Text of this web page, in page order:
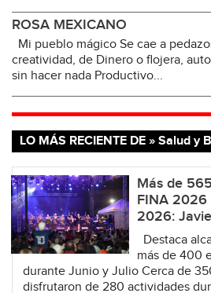
ROSA MEXICANO
Mi pueblo mágico Se cae a
creatividad, de Dinero o flojera,
sin hacer nada Productivo...
LO MÁS RECIENTE DE » Salud y
Más de
FINA 2026
2026:
Destaca
más de 400
durante Junio y Julio Cerca de
disfrutaron de 280 actividades